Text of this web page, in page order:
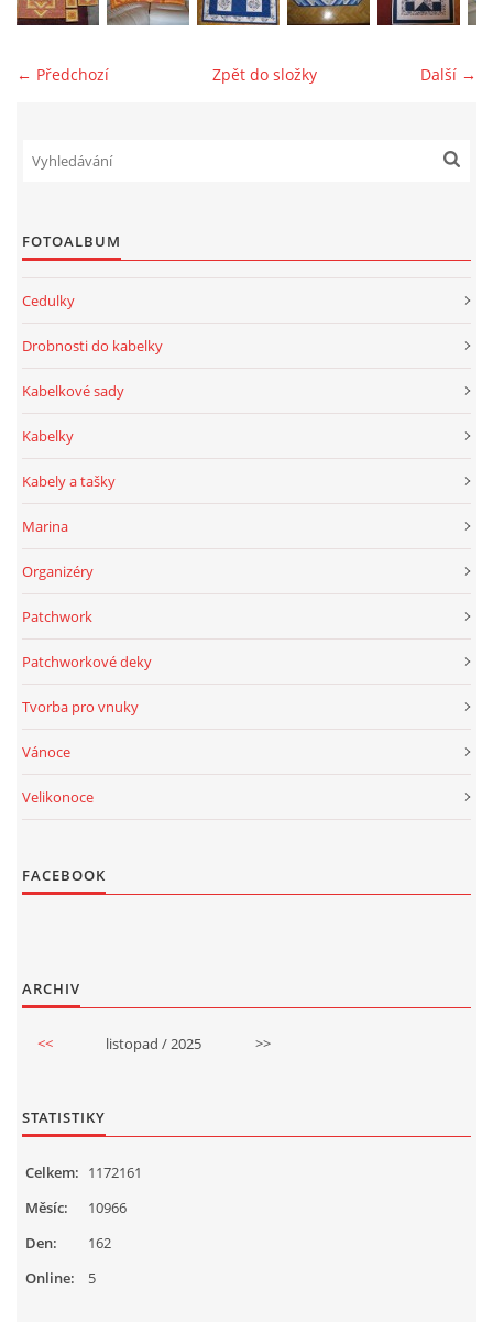
← Předchozí Další →
Zpět do složky
FOTOALBUM
Cedulky
Drobnosti do kabelky
Kabelkové sady
Kabelky
Kabely a tašky
Marina
Organizéry
Patchwork
Patchworkové deky
Tvorba pro vnuky
Vánoce
Velikonoce
FACEBOOK
ARCHIV
<< listopad / 2025 >>
STATISTIKY
Online: 5
Celkem: 1172161
Měsíc:
10966
Den:
162